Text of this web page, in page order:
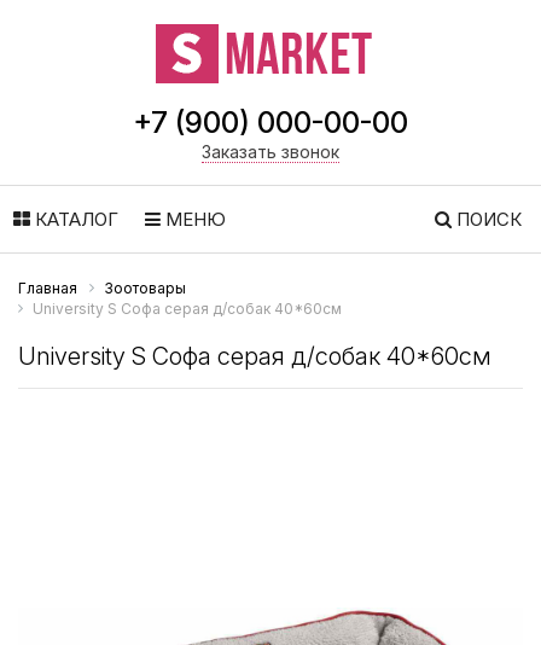
+7 (900) 000-00-00
Заказать звонок
КАТАЛОГ МЕНЮ ПОИСК
Главная
Зоотовары
University S Софа серая д/собак 40*60см
University S Софа серая д/собак 40*60см